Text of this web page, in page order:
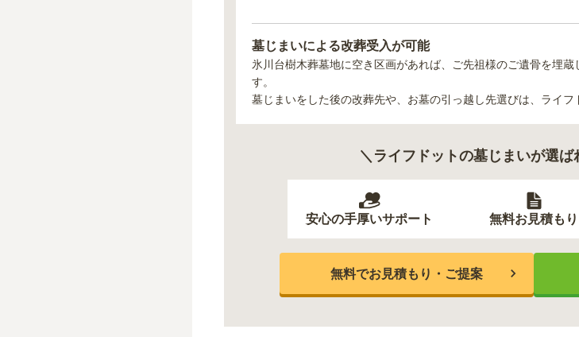
墓じまいによる改葬受入が可能
氷川台樹木葬墓地に空き区画があれば、ご先祖様のご遺骨を埋
す。
墓じまいをした後の改葬先や、お墓の引っ越し先選びは、ライフ
＼ライフドットの墓じまいが選ば
安心の手厚いサポート 無料お見積もり
無料でお見積もり・ご提案